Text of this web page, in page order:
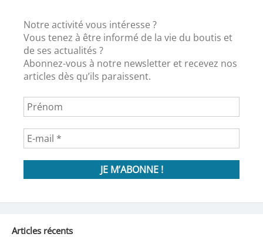
Notre activité vous intéresse ?
Vous tenez à être informé de la vie du boutis et
de ses actualités ?
Abonnez-vous à notre newsletter et recevez nos
articles dès qu’ils paraissent.
Articles récents